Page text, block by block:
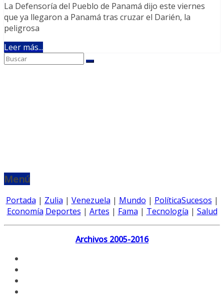
La Defensoría del Pueblo de Panamá dijo este viernes
que ya llegaron a Panamá tras cruzar el Darién, la
peligrosa
Leer más...
Menú
Portada | Zulia | Venezuela | Mundo | PolíticaSucesos |
Economía Deportes | Artes | Fama | Tecnología | Salud
Archivos 2005-2016